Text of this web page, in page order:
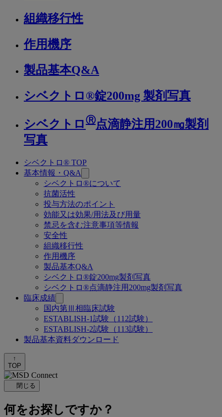
組織移行性
作用機序
製品基本Q&A
シベクトロ®錠200mg 製剤写真
シベクトロⓇ点滴静注用200㎎製剤
写真
シベクトロ® TOP
基本情報・Q&A
シベクトロ®について
抗菌活性
投与方法のポイント
効能又は効果/用法及び用量
禁忌を含む注意事項等情報
安全性
組織移行性
作用機序
製品基本Q&A
シベクトロ®錠200mg製剤写真
シベクトロ®点滴静注用200mg製剤写真
臨床成績
国内第Ⅲ相臨床試験
ESTABLISH-1試験（112試験）
ESTABLISH-2試験（113試験）
製品基本資料ダウンロード
↑
TOP
閉じる
何をお探しですか？